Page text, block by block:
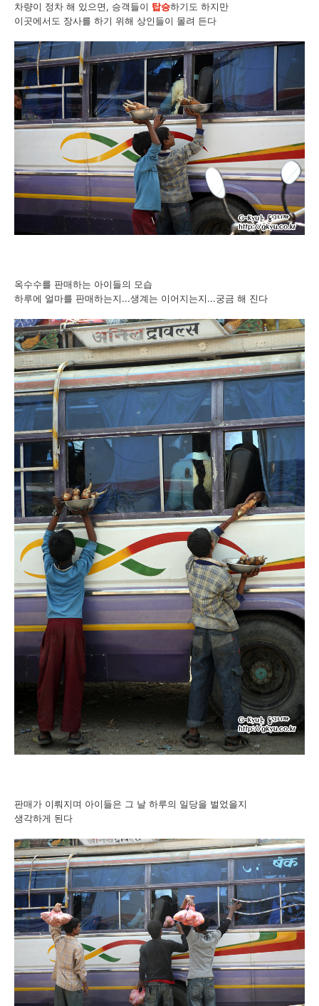
차량이 정차 해 있으면, 승객들이 탑승하기도 하지만
이곳에서도 장사를 하기 위해 상인들이 몰려 든다
옥수수를 판매하는 아이들의 모습
하루에 얼마를 판매하는지...생계는 이어지는지...궁금 해 진다
판매가 이뤄지며 아이들은 그 날 하루의 일당을 벌었을지
생각하게 된다